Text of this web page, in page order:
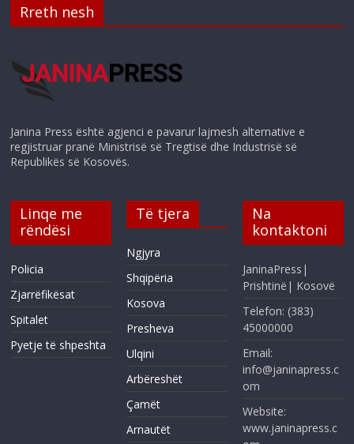
Rreth nesh
Janina Press është agjenci e pavarur lajmesh alternative e
regjistruar pranë Ministrisë së Tregtisë dhe Industrisë së
Republikës së Kosovës.
Linqe me
rëndësi
Policia
Zjarrëfikësat
Spitalet
Pyetje të shpeshta
Të tjera
Ngjyra
Shqipëria
Kosova
Presheva
Ulqini
Arbëreshët
Çamët
Arnautët
Na
kontaktoni
JaninaPress|
Prishtinë| Kosovë
Telefon: (383)
45000000
Email:
info@janinapress.c
om
Website:
www.janinapress.c